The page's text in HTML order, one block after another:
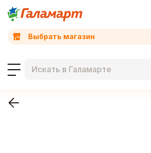
Выбрать магазин